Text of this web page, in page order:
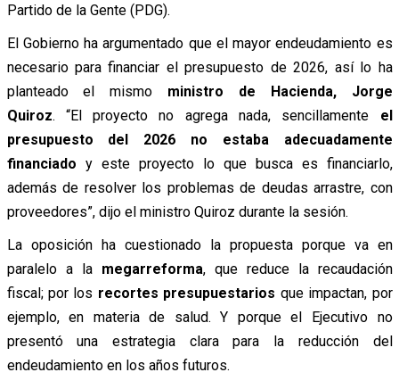
Partido de la Gente (PDG).
El Gobierno ha argumentado que el mayor endeudamiento es
necesario para financiar el presupuesto de 2026, así lo ha
planteado el mismo ministro de Hacienda, Jorge
Quiroz. “El proyecto no agrega nada, sencillamente el
presupuesto del 2026 no estaba adecuadamente
financiado y este proyecto lo que busca es financiarlo,
además de resolver los problemas de deudas arrastre, con
proveedores”, dijo el ministro Quiroz durante la sesión.
La oposición ha cuestionado la propuesta porque va en
paralelo a lamegarreforma, que reduce la recaudación
fiscal; por los recortes presupuestarios que impactan, por
ejemplo, en materia de salud. Y porque el Ejecutivono
presentó una estrategia clara para la reducción del
endeudamiento en los años futuros.